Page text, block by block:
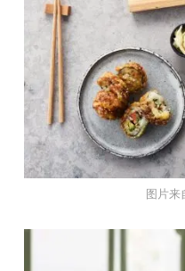
图片来